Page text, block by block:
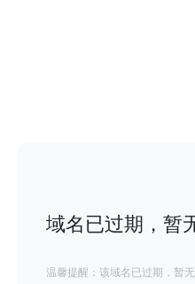
域名已过期，暂
温馨提醒：该域名已过期，暂